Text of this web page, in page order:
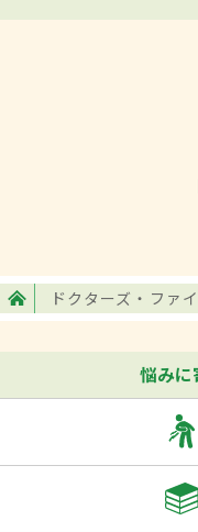
ドクターズ・ファ
悩みに